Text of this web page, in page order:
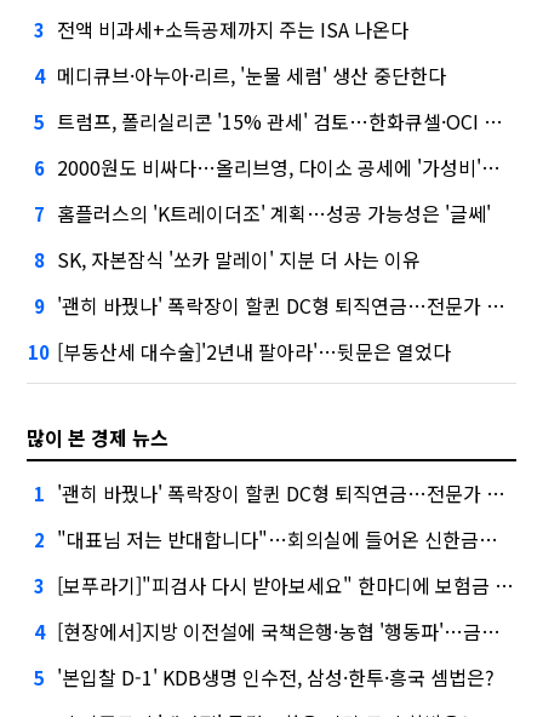
3 전액 비과세+소득공제까지 주는 ISA 나온다
4 메디큐브·아누아·리르, '눈물 세럼' 생산 중단한다
5 트럼프, 폴리실리콘 '15% 관세' 검토…한화큐셀·OCI 영향은?
6 2000원도 비싸다…올리브영, 다이소 공세에 '가성비'로 맞불
7 홈플러스의 'K트레이더조' 계획…성공 가능성은 '글쎄'
8 SK, 자본잠식 '쏘카 말레이' 지분 더 사는 이유
9 '괜히 바꿨나' 폭락장이 할퀸 DC형 퇴직연금…전문가 조언은
10 [부동산세 대수술]'2년내 팔아라'…뒷문은 열었다
많이 본 경제 뉴스
1 '괜히 바꿨나' 폭락장이 할퀸 DC형 퇴직연금…전문가 조언은
2 "대표님 저는 반대합니다"…회의실에 들어온 신한금융 AI
3 [보푸라기]"피검사 다시 받아보세요" 한마디에 보험금 못 받을 뻔?
4 [현장에서]지방 이전설에 국책은행·농협 '행동파'…금감원 '신중모드'
5 '본입찰 D-1' KDB생명 인수전, 삼성·한투·흥국 셈법은?